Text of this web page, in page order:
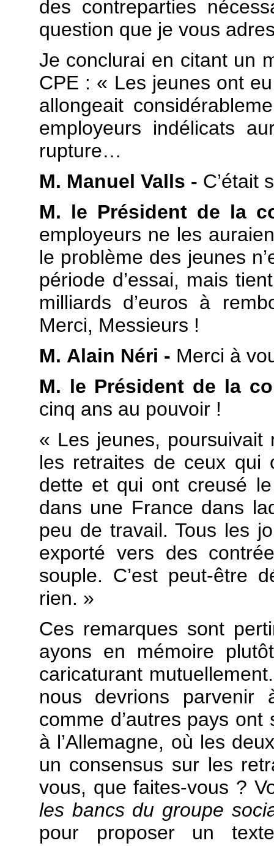
des contreparties
question que je vous
Je conclurai en citant un
CPE : « Les jeunes ont
allongeait
employeurs indélicats
rupture…
M. Manuel Valls - C’était
M. le Président de la
employeurs ne les
le problème des jeunes
période d’essai, mais
milliards d’euros à
Merci, Messieurs !
M. Alain Néri - Merci à
M. le Président de la
cinq ans au pouvoir !
« Les jeunes, poursuivait
les retraites de ceux qui
dette et qui ont creusé
dans une France dans
peu de travail. Tous les
exporté vers des
souple. C’est peut-être
rien. »
Ces remarques sont
ayons en mémoire
caricaturant
nous devrions parvenir
comme d’autres pays
à l’Allemagne, où les
un consensus sur les
vous, que faites-vous ?
les bancs du groupe
pour proposer un